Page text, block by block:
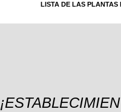
LISTA DE LAS PLANTAS